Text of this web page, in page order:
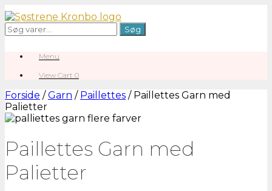
Gå
til
indhold
Søg
efter:
Søg
Menu
View
cart
View Cart 0
Forside /Garn / Paillettes / Paillettes Garn med
Palietter
Paillettes Garn med
Palietter